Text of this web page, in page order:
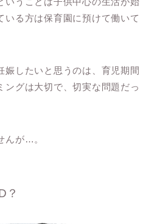
いる方は保育園に預けて働いて
娠したいと思うのは、育児期間
ングは大切で、切実な問題だっ
んが…。
？